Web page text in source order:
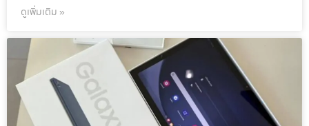
ดูเพิ่มเติม »